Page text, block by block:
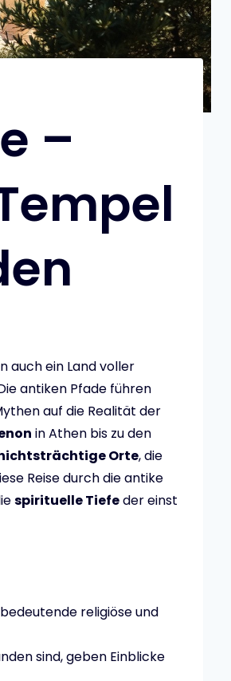
–
auch ein Land voller
antiken Pfade führen
auf die Realität der
in Athen bis zu den
Orte, die
Reise durch die antike
spirituelle Tiefeder einst
religiöse und
sind, geben Einblicke